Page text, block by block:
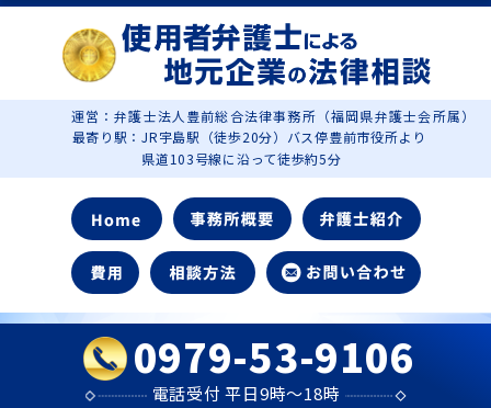
運営：弁護士法人豊前総合法律事務所（福岡県弁護士会所属）
最寄り駅：JR宇島駅（徒歩20分）バス停豊前市役所より
県道103号線に沿って徒歩約5分
0979-53-9106
電話受付 平日9時～18時